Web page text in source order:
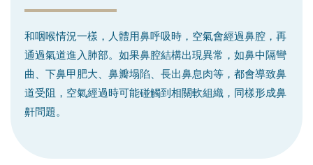
和咽喉情況一樣，人體用鼻呼吸時，空氣會經過鼻腔，再
通過氣道進入肺部。如果鼻腔結構出現異常，如鼻中隔彎
曲、下鼻甲肥大、鼻瓣塌陷、長出鼻息肉等，都會導致鼻
道受阻，空氣經過時可能碰觸到相關軟組織，同樣形成鼻
鼾問題。